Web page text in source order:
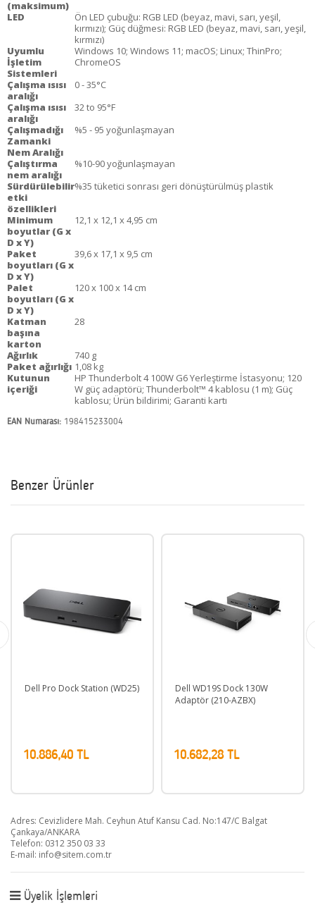
(maksimum)
LED
Ön LED çubuğu: RGB LED (beyaz, mavi, sarı, yeşil,
kırmızı); Güç düğmesi: RGB LED (beyaz, mavi, sarı, yeşil,
kırmızı)
Uyumlu
İşletim
Sistemleri
Windows 10; Windows 11; macOS; Linux; ThinPro;
ChromeOS
Çalışma ısısı
aralığı
0 - 35°C
Çalışma ısısı
aralığı
32 to 95°F
Çalışmadığı
Zamanki
Nem Aralığı
%5 - 95 yoğunlaşmayan
Çalıştırma
nem aralığı
%10-90 yoğunlaşmayan
Sürdürülebilir
etki
özellikleri
%35 tüketici sonrası geri dönüştürülmüş plastik
Minimum
boyutlar (G x
D x Y)
12,1 x 12,1 x 4,95 cm
Paket
boyutları (G x
D x Y)
39,6 x 17,1 x 9,5 cm
Palet
boyutları (G x
D x Y)
120 x 100 x 14 cm
Katman
başına
karton
28
Ağırlık
740 g
Paket ağırlığı 1,08 kg
Kutunun
içeriği
HP Thunderbolt 4 100W G6 Yerleştirme İstasyonu; 120
W güç adaptörü; Thunderbolt™ 4 kablosu (1 m); Güç
kablosu; Ürün bildirimi; Garanti kartı
EAN Numarası: 198415233004
Benzer Ürünler
Dock Station (WD25)
TL
Dell WD19S Dock 130W
Adaptör (210-AZBX)
10.682,28 TL
Adres: Cevizlidere Mah. Ceyhun Atuf Kansu Cad. No:147/C Balgat
Çankaya/ANKARA
Telefon: 0312 350 03 33
E-mail: info@sitem.com.tr
Üyelik İşlemleri